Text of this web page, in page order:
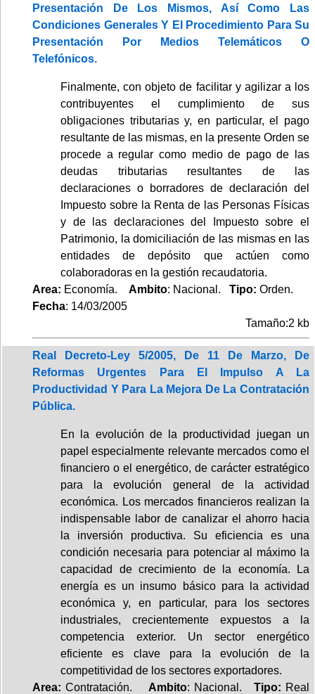
Presentación De Los Mismos, Así Como Las
Condiciones Generales Y El Procedimiento Para Su
Presentación Por Medios Telemáticos O
Telefónicos.
Finalmente, con objeto de facilitar y agilizar a los
contribuyentes el cumplimiento de sus
obligaciones tributarias y, en particular, el pago
resultante de las mismas, en la presente Orden se
procede a regular como medio de pago de las
deudas tributarias resultantes de las
declaraciones o borradores de declaración del
Impuesto sobre la Renta de las Personas Físicas
y de las declaraciones del Impuesto sobre el
Patrimonio, la domiciliación de las mismas en las
entidades de depósito que actúen como
colaboradoras en la gestión recaudatoria.
Area: Economía. Ambito: Nacional. Tipo: Orden.
Fecha: 14/03/2005
Tamaño:2 kb
Real Decreto-Ley 5/2005, De 11 De Marzo, De
Reformas Urgentes Para El Impulso A La
Productividad Y Para La Mejora De La Contratación
Pública.
En la evolución de la productividad juegan un
papel especialmente relevante mercados como el
financiero o el energético, de carácter estratégico
para la evolución general de la actividad
económica. Los mercados financieros realizan la
indispensable labor de canalizar el ahorro hacia
la inversión productiva. Su eficiencia es una
condición necesaria para potenciar al máximo la
capacidad de crecimiento de la economía. La
energía es un insumo básico para la actividad
económica y, en particular, para los sectores
industriales, crecientemente expuestos a la
competencia exterior. Un sector energético
eficiente es clave para la evolución de la
competitividad de los sectores exportadores.
Area: Contratación. Ambito: Nacional.Tipo: Real